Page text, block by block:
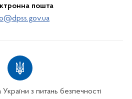
пошта
з питань безпечності